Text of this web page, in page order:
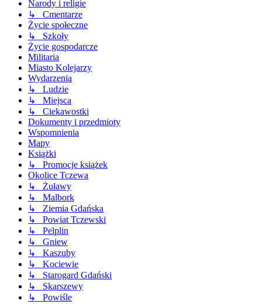
Narody i religie
↳ Cmentarze
Życie społeczne
↳ Szkoły
Życie gospodarcze
Militaria
Miasto Kolejarzy
Wydarzenia
↳ Ludzie
↳ Miejsca
↳ Ciekawostki
Dokumenty i przedmioty
Wspomnienia
Mapy
Książki
↳ Promocje książek
Okolice Tczewa
↳ Żuławy
↳ Malbork
↳ Ziemia Gdańska
↳ Powiat Tczewski
↳ Pelplin
↳ Gniew
↳ Kaszuby
↳ Kociewie
↳ Starogard Gdański
↳ Skarszewy
↳ Powiśle